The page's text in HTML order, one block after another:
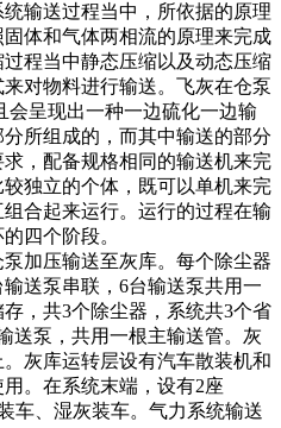
送过程当中，所依据的原理
体和气体两相流的原理来完成
程当中静态压缩以及动态压缩
对物料进行输送。飞灰在仓泵
会呈现出一种一边硫化一边输
所组成的，而其中输送的部分
，配备规格相同的输送机来完
独立的个体，既可以单机来完
合起来运行。运行的过程在输
四个阶段。
压输送至灰库。每个除尘器
送泵串联，6台输送泵共用一
，共3个除尘器，系统共3个省
送泵，共用一根主输送管。灰
灰库运转层设有汽车散装机和
。在系统末端，设有2座
车、湿灰装车。气力系统输送